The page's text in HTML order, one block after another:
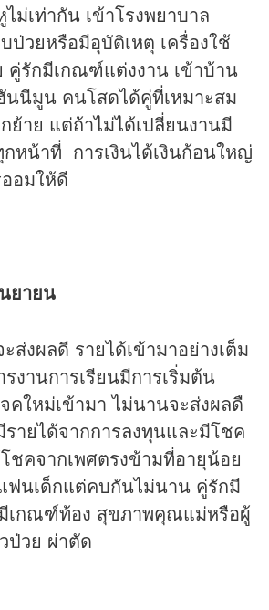
ม่เท่ากัน เข้าโรงพยาบาล
ป่วยหรือมีอุบัติเหตุ เครื่องใช้
คู่รักมีเกณฑ์แต่งงาน เข้าบ้าน
นนีมูน คนโสดได้คู่ที่เหมาะสม
ย้าย แต่ถ้าไม่ได้เปลี่ยนงานมี
หน้าที่ การเงินได้เงินก้อนใหญ่
อมให้ดี
ยายน
ส่งผลดี รายได้เข้ามาอย่างเต็ม
งานการเรียนมีการเริ่มต้น
คใหม่เข้ามา ไม่นานจะส่งผลดื
รายได้จากการลงทุนและมีโชค
ชคจากเพศตรงข้ามที่อายุน้อย
ฟนเด็กแต่คบกันไม่นาน คู่รักมี
เกณฑ์ท้อง สุขภาพคุณแม่หรือผู้
ป่วย ผ่าตัด